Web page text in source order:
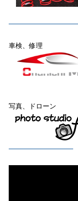
車検、修理
写真、ドローン